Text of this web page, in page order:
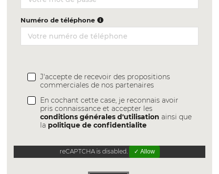
Numéro de téléphone
J'accepte de recevoir des propositions
commerciales de nos partenaires
En cochant cette case, je reconnais avoir
pris connaissance et accepter les
conditions générales d'utilisation ainsi que
la politique de confidentialite
reCAPTCHA is disabled. ✓ Allow